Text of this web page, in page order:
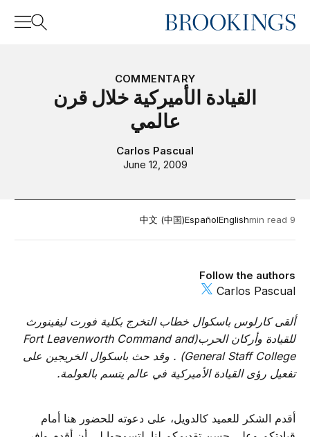
Home
COMMENTARY
القيادة الأميركية خلال قرن
عالمي
Carlos Pascual
June 12, 2009
9 min read
English
Español
中文 (中国)
Follow the authors
Carlos Pascual
ألقى كارلوس باسكوال خطاب التخرج بكلية فورت ليفينورث
للقيادة وأركان الحرب(Fort Leavenworth Command and
General Staff College) . وقد حث باسكوال الخريجين على
تفعيل رؤى القيادة الأميركية في عالم يتسم بالعولمة.
أقدم الشكر للعميد كالدويل، على دعوته للحضور هنا أمام